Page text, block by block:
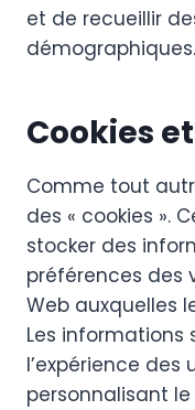
et de recueillir
démographiques.
Cookies
Comme tout
des « cookies ».
stocker des
préférences des
Web auxquelles
Les informations
l’expérience des
personnalisant